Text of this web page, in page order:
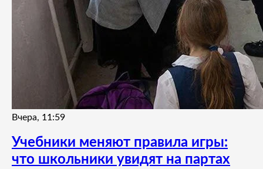
Вчера, 11:59
Учебники меняют правила игры:
что школьники увидят на партах